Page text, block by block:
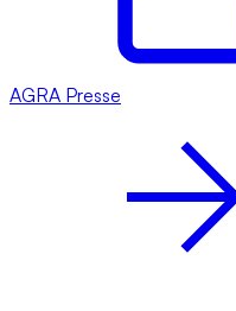
AGRA Presse